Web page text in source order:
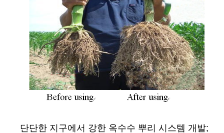
단단한 지구에서 강한 옥수수 뿌리 시스템 개발;